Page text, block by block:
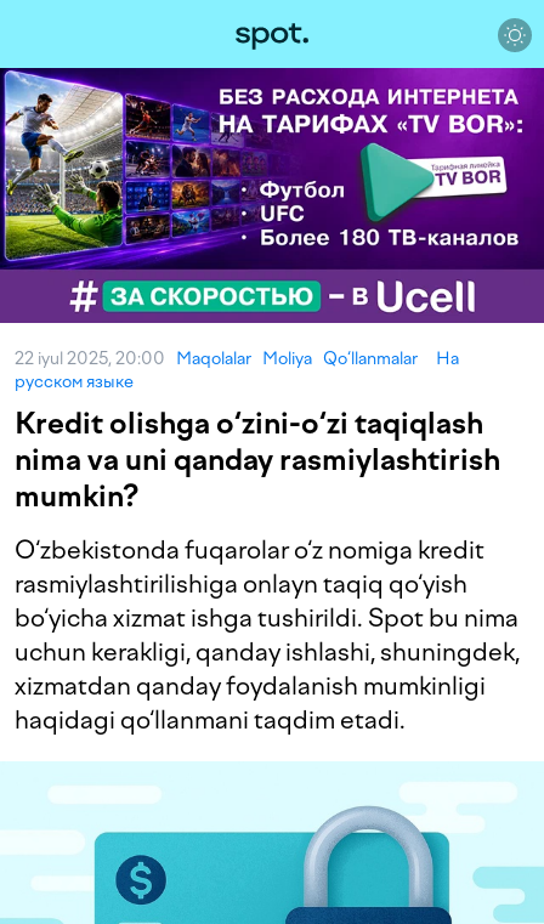
22 iyul 2025, 20:00 Maqolalar Moliya Qo‘llanmalar
На
русском языке
Kredit olishga o‘zini-o‘zi taqiqlash
nima va uni qanday rasmiylashtirish
mumkin?
O‘zbekistonda fuqarolar o‘z nomiga kredit
rasmiylashtirilishiga onlayn taqiq qo‘yish
bo‘yicha xizmat ishga tushirildi. Spot bu nima
uchun kerakligi, qanday ishlashi, shuningdek,
xizmatdan qanday foydalanish mumkinligi
haqidagi qo‘llanmani taqdim etadi.